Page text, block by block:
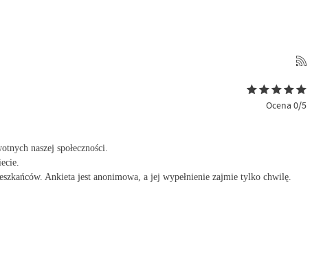
Ocena 0/5
naszej społeczności.
Ankieta jest anonimowa, a jej wypełnienie zajmie tylko chwilę.